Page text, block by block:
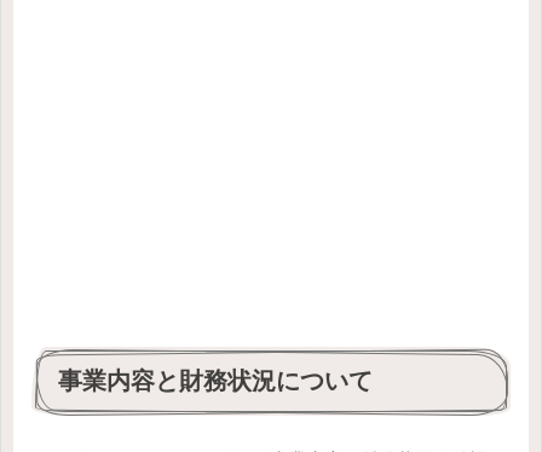
事業内容と財務状況について